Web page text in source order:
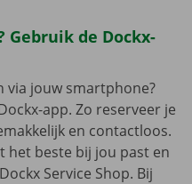
Gebruik de Dockx-
via jouw smartphone?
app. Zo reserveer je
en contactloos.
het beste bij jou past en
Service Shop. Bij